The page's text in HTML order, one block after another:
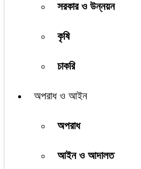
সরকার ও উন্নয়ন
কৃষি
চাকরি
অপরাধ ও আইন
অপরাধ
আইন ও আদালত